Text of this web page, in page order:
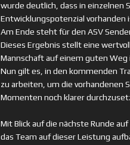
wurde deutlich, dass in einzelnen
Entwicklungspotenzial vorhanden
Am Ende steht für den ASV
Dieses Ergebnis stellt eine
Mannschaft auf einem guten Weg
Nun gilt es, in den kommenden
zu arbeiten, um die vorhandenen
Momenten noch klarer
Mit Blick auf die nächste Runde
das Team auf dieser Leistung